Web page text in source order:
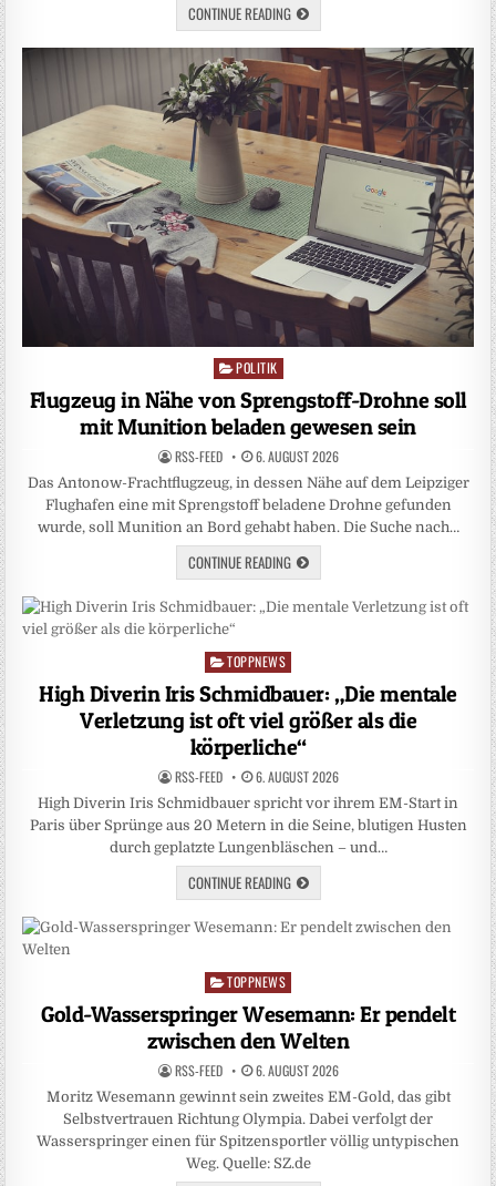
CONTINUE READING
Posted
POLITIK
Flugzeug in Nähe von Sprengstoff-Drohne soll
mit Munition beladen gewesen sein
RSS-FEED 6. AUGUST 2026
Das Antonow-Frachtflugzeug, in dessen Nähe auf dem Leipziger
Flughafen eine mit Sprengstoff beladene Drohne gefunden
wurde, soll Munition an Bord gehabt haben. Die Suche nach…
CONTINUE READING
Posted
in
TOPPNEWS
High Diverin Iris Schmidbauer: „Die mentale
Verletzung ist oft viel größer als die
körperliche“
RSS-FEED 6. AUGUST 2026
High Diverin Iris Schmidbauer spricht vor ihrem EM-Start in
Paris über Sprünge aus 20 Metern in die Seine, blutigen Husten
durch geplatzte Lungenbläschen – und…
CONTINUE READING
Posted
TOPPNEWS
Gold-Wasserspringer Wesemann: Er pendelt
zwischen den Welten
RSS-FEED 6. AUGUST 2026
Moritz Wesemann gewinnt sein zweites EM-Gold, das gibt
Selbstvertrauen Richtung Olympia. Dabei verfolgt der
Wasserspringer einen für Spitzensportler völlig untypischen
Weg. Quelle: SZ.de